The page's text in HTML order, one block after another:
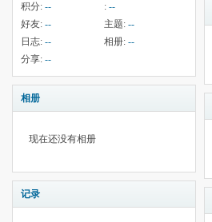
积分: -- : --
好友: -- 主题: --
日志: -- 相册: --
分享: --
相册
现在还没有相册
记录